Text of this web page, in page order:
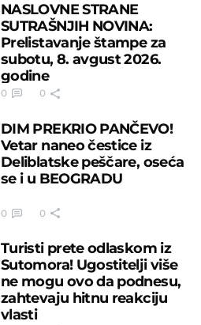
NASLOVNE STRANE
SUTRAŠNJIH NOVINA:
Prelistavanje štampe za
subotu, 8. avgust 2026.
godine
0 0
DIM PREKRIO PANČEVO!
Vetar naneo čestice iz
Deliblatske peščare, oseća
se i u BEOGRADU
0 0
Turisti prete odlaskom iz
Sutomora! Ugostitelji više
ne mogu ovo da podnesu,
zahtevaju hitnu reakciju
vlasti